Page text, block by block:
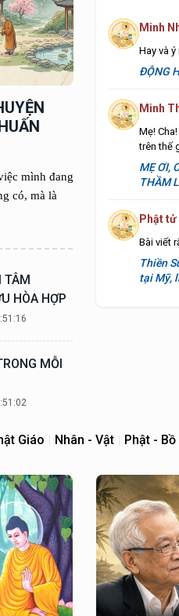
mình đang
có, mà là
TÂM
HÒA HỢP
MỖI
Minh
Hay và
ĐỘNG
Minh
Mẹ!
trên thế
MẸ ƠI,
THẦM
Phật tử
Bài viết
Thiền
tại Mỹ,
Giáo | Nhân - Vật | Phật -